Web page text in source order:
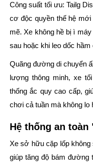
Công suất tối ưu: Tailg
cơ độc quyền thế hệ
mẽ. Xe không hề bị ì
sau hoặc khi leo dốc
Quãng đường di chuyển
lượng thông minh, xe
thống ắc quy cao cấp,
chơi cả tuần mà không lo
Hệ thống an
Xe sở hữu cặp lốp
giúp tăng độ bám